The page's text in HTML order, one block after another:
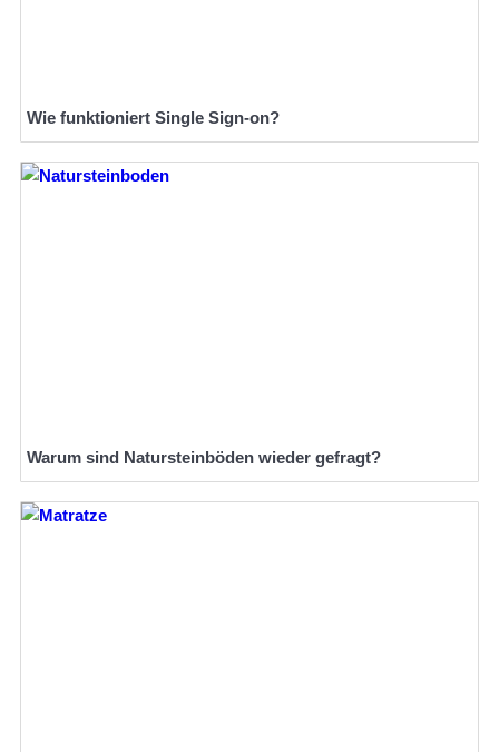
Wie funktioniert Single Sign-on?
Warum sind Natursteinböden wieder gefragt?